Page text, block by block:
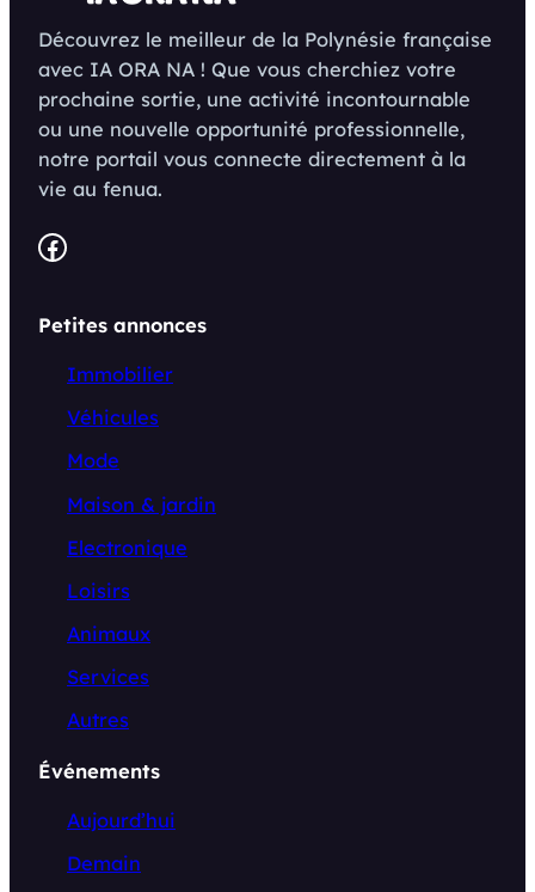
Découvrez le meilleur de la Polynésie française
avec IA ORA NA ! Que vous cherchiez votre
prochaine sortie, une activité incontournable
ou une nouvelle opportunité professionnelle,
notre portail vous connecte directement à la
vie au fenua.
Facebook
Petites annonces
Immobilier
Véhicules
Mode
Maison & jardin
Electronique
Loisirs
Animaux
Services
Autres
Événements
Aujourd’hui
Demain